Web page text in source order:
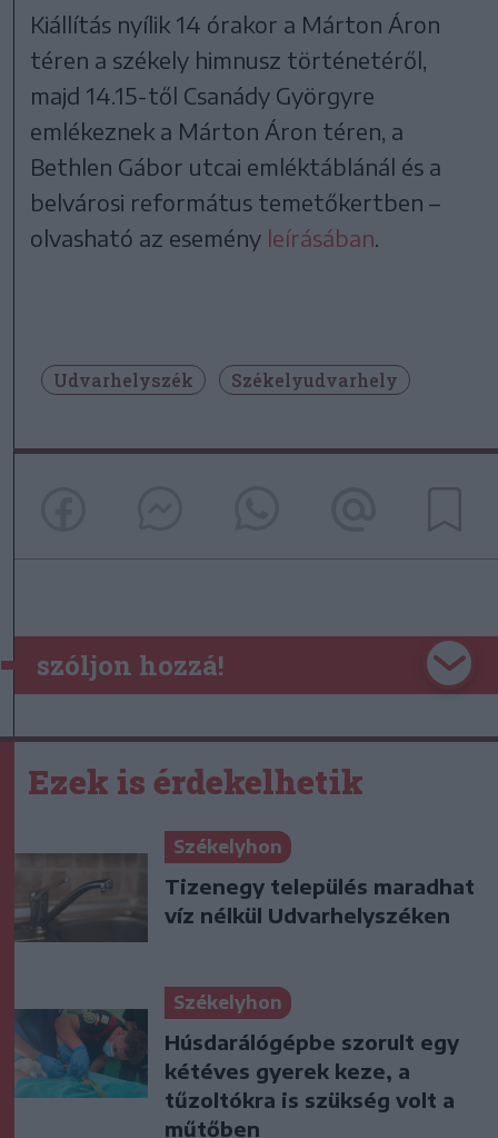
Kiállítás nyílik 14 órakor a Márton Áron
téren a székely himnusz történetéről,
majd 14.15-től Csanády Györgyre
emlékeznek a Márton Áron téren, a
Bethlen Gábor utcai emléktáblánál és a
belvárosi református temetőkertben –
olvasható az esemény leírásában
Udvarhelyszék Székelyudvarhely
szóljon hozzá!
Ezek is érdekelhetik
Székelyhon
Tizenegy település maradhat
víz nélkül Udvarhelyszéken
Székelyhon
Húsdarálógépbe szorult egy
kétéves gyerek keze, a
tűzoltókra is szükség volt a
műtőben